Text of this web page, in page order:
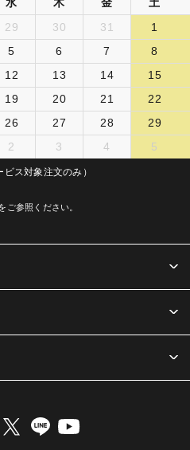
29 30 31
1
5 6 7
8
12 13 14
15
19 20 21
22
26 27 28
29
2 3 4 5
ス対象注文のみ）
ご参照ください。